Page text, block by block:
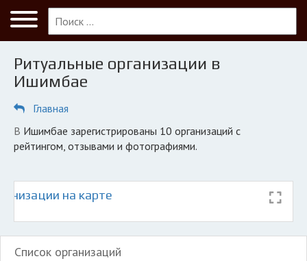
Меню
Главная
Ишимбай
КОМПАНИЯМ
© 2026 Все права защищены
Ритуальные организации в
Ишимбае
Главная
в Ишимбае зарегистрированы 10 организаций с
рейтингом, отзывами и фотографиями.
на карте
Список организаций